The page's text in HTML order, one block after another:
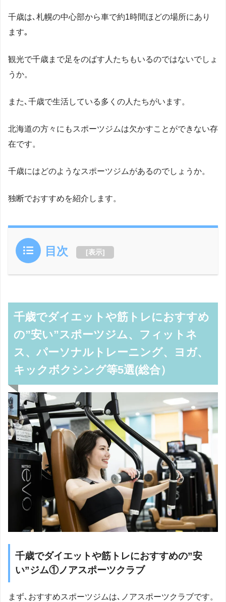
千歳は､札幌の中心部から車で約1時間ほどの場所にあり
ます｡
観光で千歳まで足をのばす人たちもいるのではないでしょ
うか。
また､千歳で生活している多くの人たちがいます。
北海道の方々にもスポーツジムは欠かすことができない存
在です。
千歳にはどのようなスポーツジムがあるのでしょうか。
独断でおすすめを紹介します。
目次 [表示]
千歳でダイエットや筋トレにおすすめ
の”安い”スポーツジム、フィットネ
ス、パーソナルトレーニング、ヨガ、
キックボクシング等5選(総合）
千歳でダイエットや筋トレにおすすめの”安
い”ジム①ノアスポーツクラブ
まず､おすすめスポーツジムは､ノアスポーツクラブです。